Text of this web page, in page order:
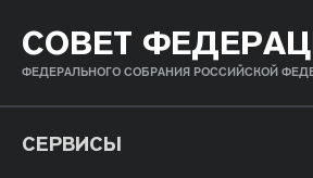
СОВЕТ
ФЕДЕРАЛЬНОГО СОБРАНИЯ РОССИЙСКОЙ
СЕРВИСЫ